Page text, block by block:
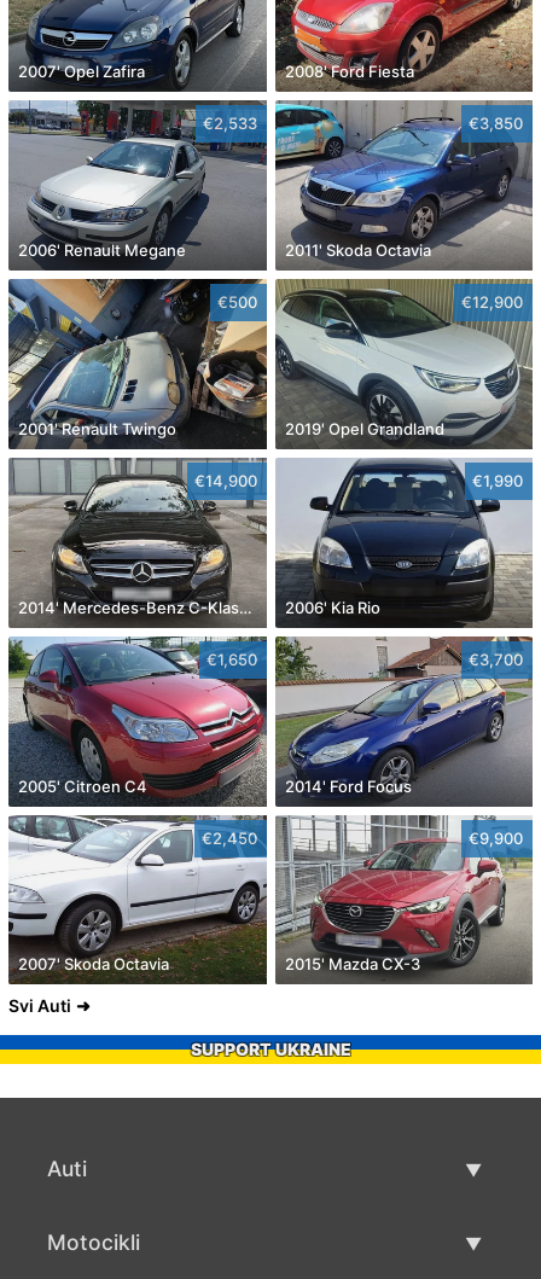
2007' Opel Zafira 2008' Ford Fiesta
€2,533
2006' Renault Megane
€3,850
2011' Skoda Octavia
€500
2001' Renault Twingo
€12,900
2019' Opel Grandland
€14,900
2014' Mercedes-Benz C-Klasa 220 Cdi
€1,990
2006' Kia Rio
€1,650
2005' Citroen C4
€3,700
2014' Ford Focus
€2,450
2007' Skoda Octavia
€9,900
2015' Mazda CX-3
Svi Auti
SUPPORT UKRAINE
Auti
Motocikli